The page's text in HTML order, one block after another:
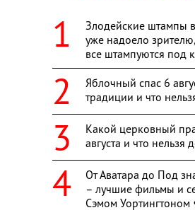
Злодейские штампы
уже надоело
все штампуются под
Яблочный спас 6
традиции и что
Какой церковный
августа и что нельзя
От Аватара до Под
– лучшие фильмы и
Сэмом Уортингтоном